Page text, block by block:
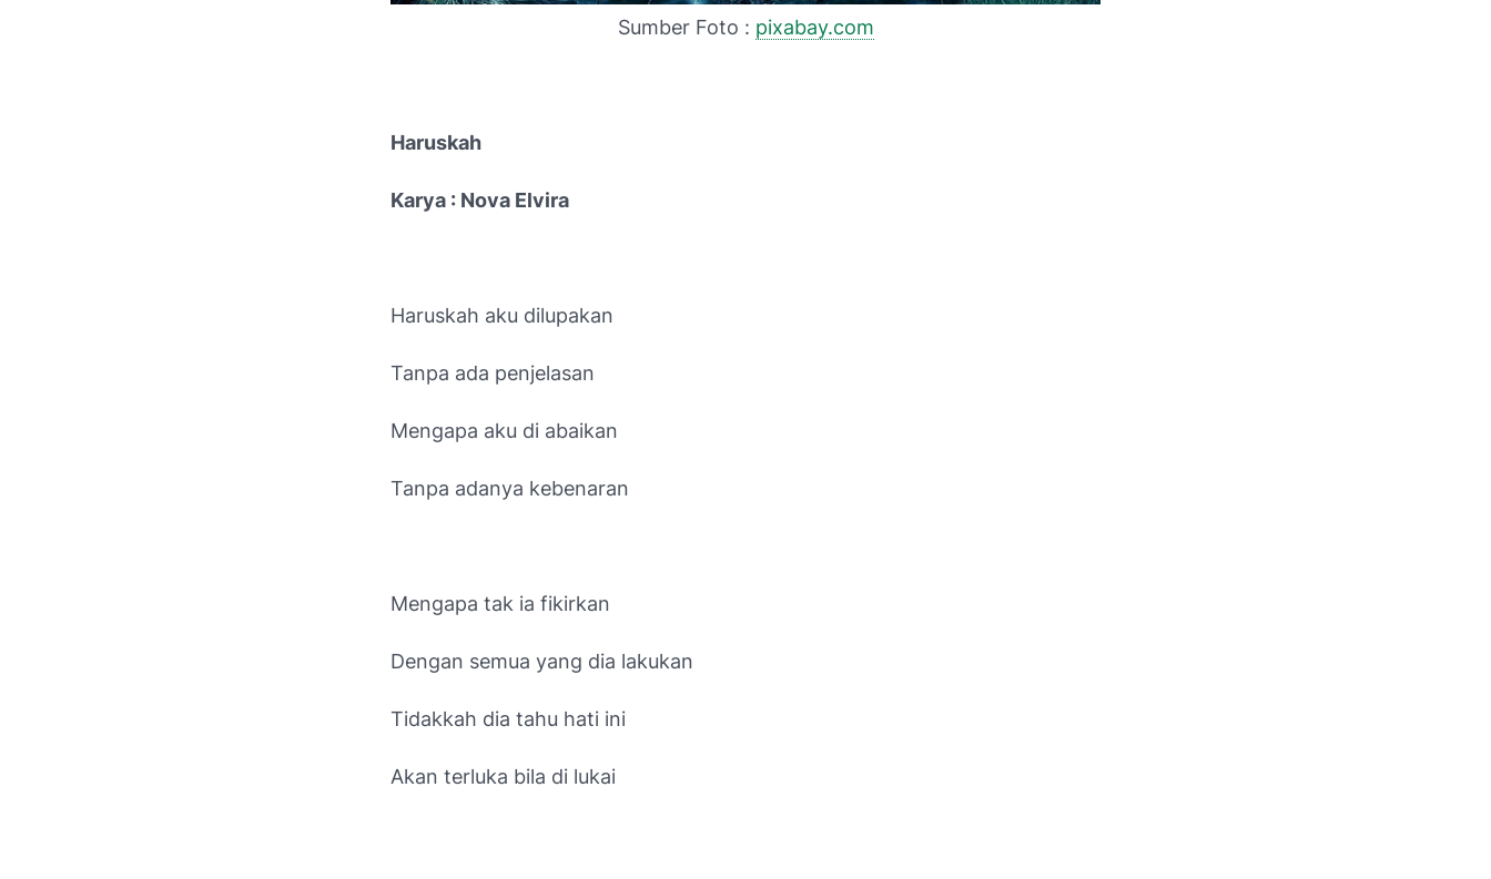
Sumber Foto : pixabay.com
Haruskah
Karya : Nova Elvira
Haruskah aku dilupakan
Tanpa ada penjelasan
Mengapa aku di abaikan
Tanpa adanya kebenaran
Mengapa tak ia fikirkan
Dengan semua yang dia lakukan
Tidakkah dia tahu hati ini
Akan terluka bila di lukai